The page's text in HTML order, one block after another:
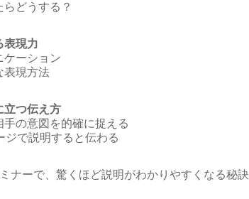
どうする？
表現力
ケーション
表現方法
立つ伝え方
の意図を的確に捉える
ジで説明すると伝わる
ナーで、驚くほど説明がわかりやすくなる秘訣